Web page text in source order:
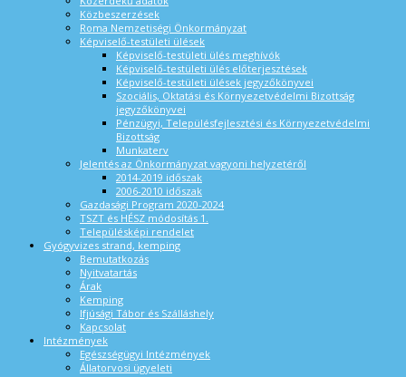
Közbeszerzések
Roma Nemzetiségi Önkormányzat
Képviselő-testületi ülések
Képviselő-testületi ülés meghívók
Képviselő-testületi ülés előterjesztések
Képviselő-testületi ülések jegyzőkönyvei
Szociális, Oktatási és Környezetvédelmi Bizottság
jegyzőkönyvei
Pénzügyi, Településfejlesztési és Környezetvédelmi
Bizottság
Munkaterv
Jelentés az Önkormányzat vagyoni helyzetéről
2014-2019 időszak
2006-2010 időszak
Gazdasági Program 2020-2024
TSZT és HÉSZ módosítás 1.
Településképi rendelet
Gyógyvizes strand, kemping
Bemutatkozás
Nyitvatartás
Árak
Kemping
Ifjúsági Tábor és Szálláshely
Kapcsolat
Intézmények
Egészségügyi Intézmények
Állatorvosi ügyeleti